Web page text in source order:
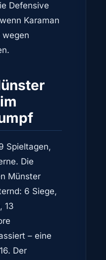
Defensive
Karaman
wegen
Spieltagen,
Die
Münster
6 Siege,
13
– eine
Der